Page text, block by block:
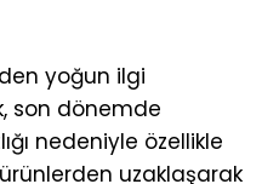
yoğun ilgi
son dönemde
nedeniyle özellikle
uzaklaşarak